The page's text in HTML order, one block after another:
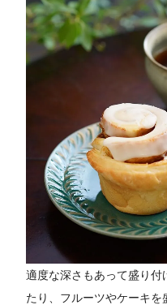
適度な深さもあって盛り付
たり、フルーツやケーキを